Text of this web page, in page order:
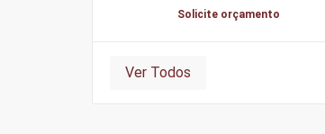
Solicite orçamento
Ver Todos